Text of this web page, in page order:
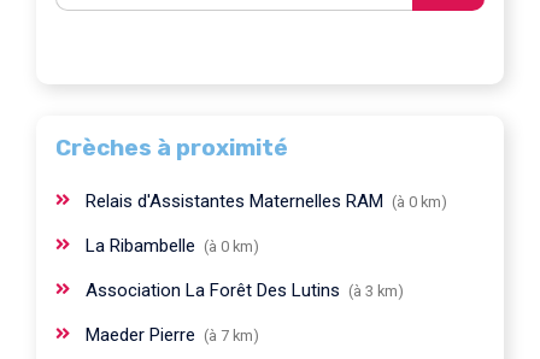
Crèches à proximité
Relais d'Assistantes Maternelles RAM (à 0 km)
La Ribambelle (à 0 km)
Association La Forêt Des Lutins (à 3 km)
Maeder Pierre (à 7 km)